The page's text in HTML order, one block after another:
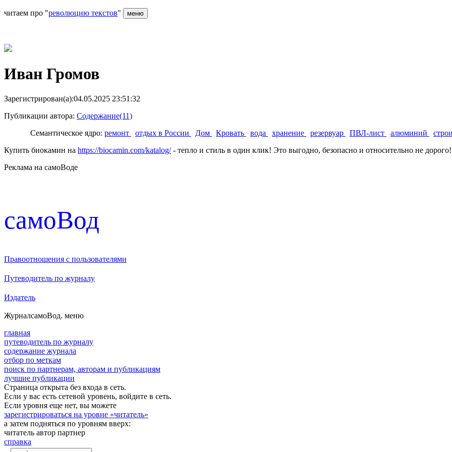
читаем про "революцию текстов" меню
Иван Громов
Зарегистрирован(а):04.05.2025 23:51:32
Публикации автора: Содержание(11)
Семантическое ядро: ремонт отдых в России Дом Кровать вода хранение резервуар ПВЛ-лист алюминий
Купить биокамин на https://biocamin.com/katalog/- тепло и стиль в один клик! Это выгодно, безопасно и относительно не дорого!
Реклама на самоВоде
cамоВод
Правоотношения с пользователями
Путеводитель по журналу
Издатель
ЖурналсамоВод. меню
главная
путеводитель по журналу
содержание журнала
отбор по меткам
поиск по партнерам, авторам и публикациям
лучшие публикации
Страница открыта без входа в сеть.
Если у вас есть сетевой уровень, войдите в сеть.
Если уровня еще нет, вы можете
зарегистрироваться на уровне «читатель»
а затем подняться по уровням вверх:
читатель автор партнер
справка